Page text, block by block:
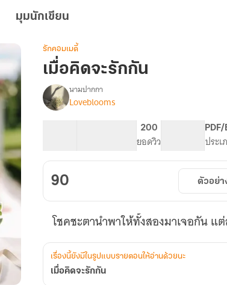
มุมนักเขียน
รักคอมเมดี้
เมื่อคิดจะรักกัน
เรื่อง
เมื่อ
กัน
นามปากกา
Loveblooms
200
ยอดวิว
PDF/
ประ
90 ตัวอย่า
โชคชะตานำพาให้ทั้งสองมาเจอกัน แ
เรื่องนี้ยังมีในรูปแบบรายตอนให้อ่านด้วยนะ
เมื่อคิดจะรักกัน